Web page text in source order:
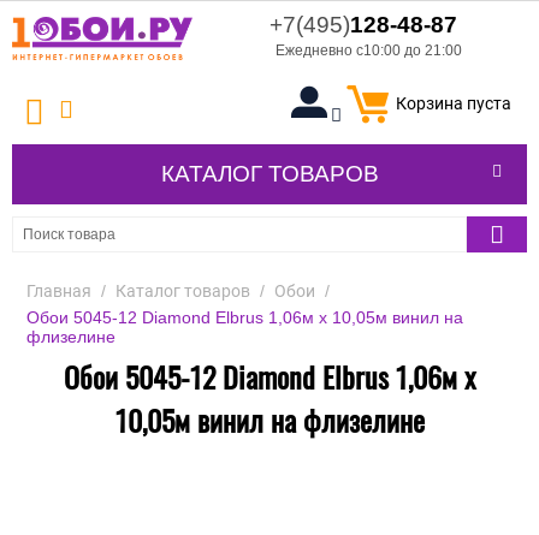
+7(495)128-48-87
Ежедневно с10:00 до 21:00
Корзина пуста
КАТАЛОГ ТОВАРОВ
Главная / Каталог товаров / Обои /
Обои 5045-12 Diamond Elbrus 1,06м х 10,05м винил на
флизелине
Обои 5045-12 Diamond Elbrus 1,06м х
10,05м винил на флизелине